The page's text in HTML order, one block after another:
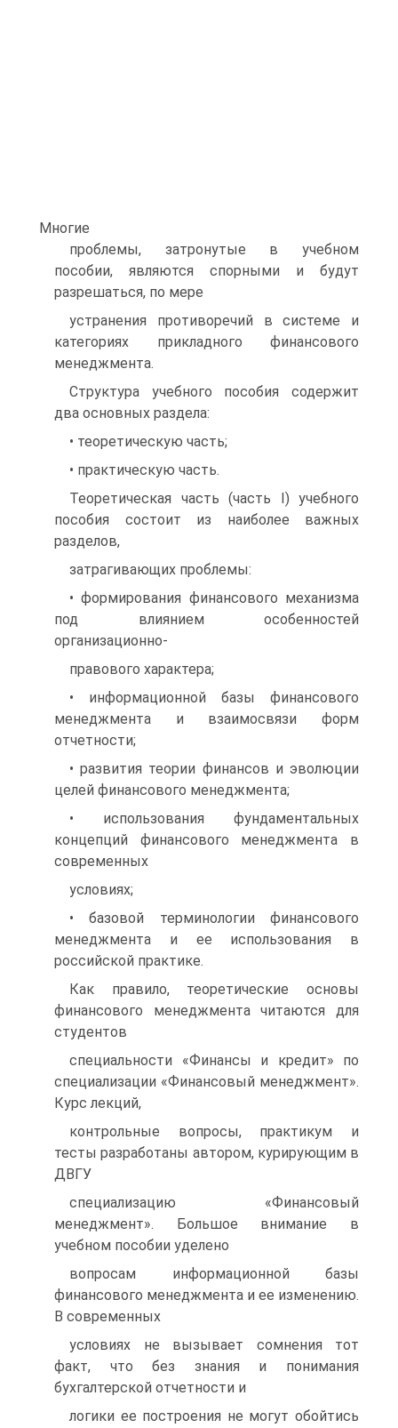
Многие
проблемы, затронутые в учебном
пособии, являются спорными и будут
разрешаться, по мере
устранения противоречий в системе и
категориях прикладного финансового
менеджмента.
Структура учебного пособия содержит
два основных раздела:
• теоретическую часть;
• практическую часть.
Теоретическая часть (часть I) учебного
пособия состоит из наиболее важных
разделов,
затрагивающих проблемы:
• формирования финансового механизма
под влиянием особенностей
организационно-
правового характера;
• информационной базы финансового
менеджмента и взаимосвязи форм
отчетности;
• развития теории финансов и эволюции
целей финансового менеджмента;
• использования фундаментальных
концепций финансового менеджмента в
современных
условиях;
• базовой терминологии финансового
менеджмента и ее использования в
российской практике.
Как правило, теоретические основы
финансового менеджмента читаются для
студентов
специальности «Финансы и кредит» по
специализации «Финансовый менеджмент».
Курс лекций,
контрольные вопросы, практикум и
тесты разработаны автором, курирующим в
ДВГУ
специализацию «Финансовый
менеджмент». Большое внимание в
учебном пособии уделено
вопросам информационной базы
финансового менеджмента и ее изменению.
В современных
условиях не вызывает сомнения тот
факт, что без знания и понимания
бухгалтерской отчетности и
логики ее построения не могут обойтись